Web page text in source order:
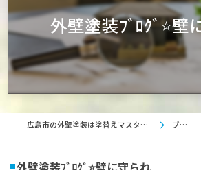
外壁塗装ﾌﾞﾛｸﾞ⭐壁
広島市の外壁塗装は塗替えマスターズ ブログ